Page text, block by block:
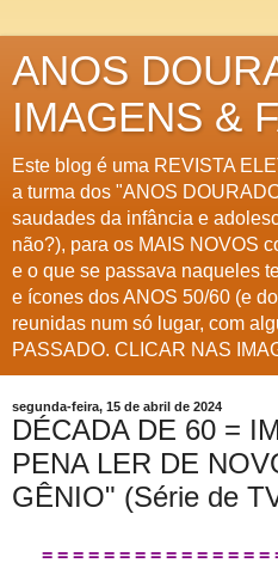
ANOS
IMAGENS &
Este blog é uma REVISTA
a turma dos "ANOS
saudades da infância e
não?), para os MAIS NOVOS
e o que se passava naqueles
e ícones dos ANOS 50/60 (e
reunidas num só lugar, com
PASSADO. CLICAR NAS
segunda-feira, 15 de abril de 2024
DÉCADA DE 60 =
PENA LER DE
GÊNIO" (Série de
= = = = = = = = = = = = = =